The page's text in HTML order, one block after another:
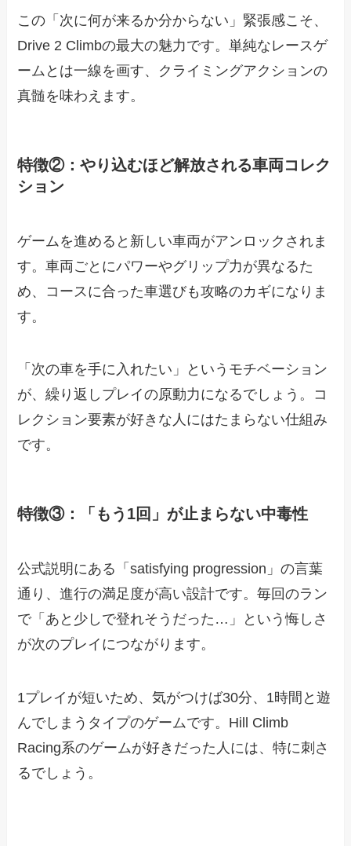
この「次に何が来るか分からない」緊張感こそ、
Drive 2 Climbの最大の魅力です。単純なレースゲ
ームとは一線を画す、クライミングアクションの
真髄を味わえます。
特徴②：やり込むほど解放される車両コレク
ション
ゲームを進めると新しい車両がアンロックされま
す。車両ごとにパワーやグリップ力が異なるた
め、コースに合った車選びも攻略のカギになりま
す。
「次の車を手に入れたい」というモチベーション
が、繰り返しプレイの原動力になるでしょう。コ
レクション要素が好きな人にはたまらない仕組み
です。
特徴③：「もう1回」が止まらない中毒性
公式説明にある「satisfying progression」の言葉
通り、進行の満足度が高い設計です。毎回のラン
で「あと少しで登れそうだった…」という悔しさ
が次のプレイにつながります。
1プレイが短いため、気がつけば30分、1時間と遊
んでしまうタイプのゲームです。Hill Climb
Racing系のゲームが好きだった人には、特に刺さ
るでしょう。